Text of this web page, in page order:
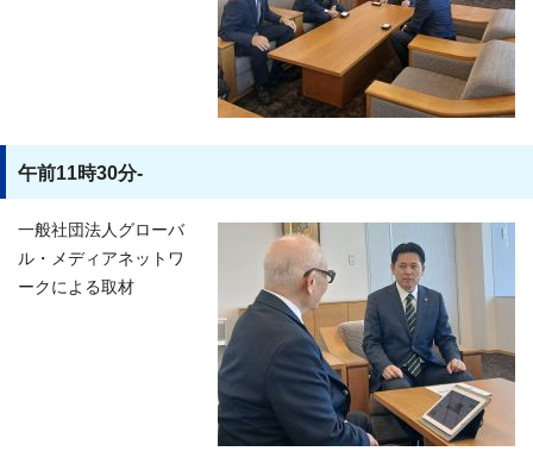
午前11時30分-
一般社団法人グローバ
ル・メディアネットワ
ークによる取材